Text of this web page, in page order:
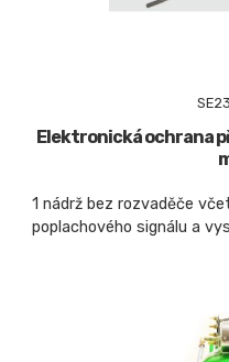
Elektronická ochrana
1 nádrž bez rozvaděče
poplachového signálu a